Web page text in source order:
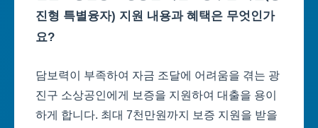
진형 특별융자) 지원 내용과 혜택은 무엇인가
요?
담보력이 부족하여 자금 조달에 어려움을 겪는 광
진구 소상공인에게 보증을 지원하여 대출을 용이
하게 합니다. 최대 7천만원까지 보증 지원을 받을